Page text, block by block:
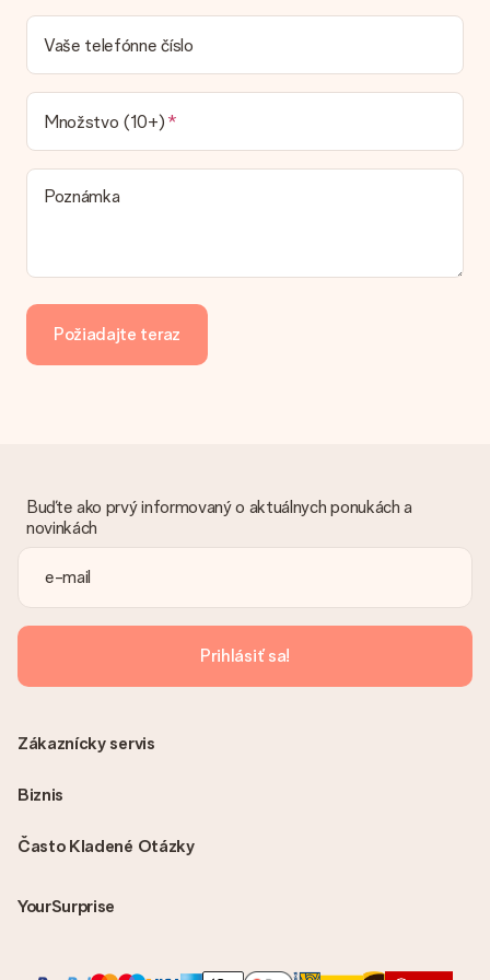
S objednávkou nie je odoslaná žiadna faktúra. Faktúru
dostanete vždy v potvrdzujúcom e-maile a vždy ju nájdete vo
svojom účte MySurprise. To znamená, že môžete mať dar
Vaše telefónne číslo
Množstvo (10+)
Poznámka
Požiadajte teraz
Buďte ako prvý informovaný o aktuálnych ponukách a
novinkách
Prihlásiť sa!
Často Kladené Otázky
YourSurprise
Zákaznícky servis
Biznis